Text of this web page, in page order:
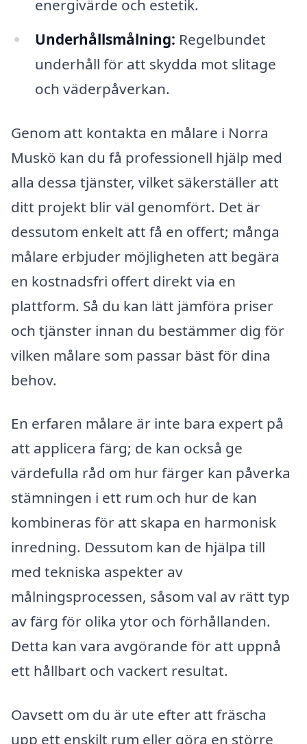
energivärde och estetik.
Underhållsmålning: Regelbundet
underhåll för att skydda mot slitage
och väderpåverkan.
Genom att kontakta en målare i Norra
Muskö kan du få professionell hjälp med
alla dessa tjänster, vilket säkerställer att
ditt projekt blir väl genomfört. Det är
dessutom enkelt att få en offert; många
målare erbjuder möjligheten att begära
en kostnadsfri offert direkt via en
plattform. Så du kan lätt jämföra priser
och tjänster innan du bestämmer dig för
vilken målare som passar bäst för dina
behov.
En erfaren målare är inte bara expert på
att applicera färg; de kan också ge
värdefulla råd om hur färger kan påverka
stämningen i ett rum och hur de kan
kombineras för att skapa en harmonisk
inredning. Dessutom kan de hjälpa till
med tekniska aspekter av
målningsprocessen, såsom val av rätt typ
av färg för olika ytor och förhållanden.
Detta kan vara avgörande för att uppnå
ett hållbart och vackert resultat.
Oavsett om du är ute efter att fräscha
upp ett enskilt rum eller göra en större